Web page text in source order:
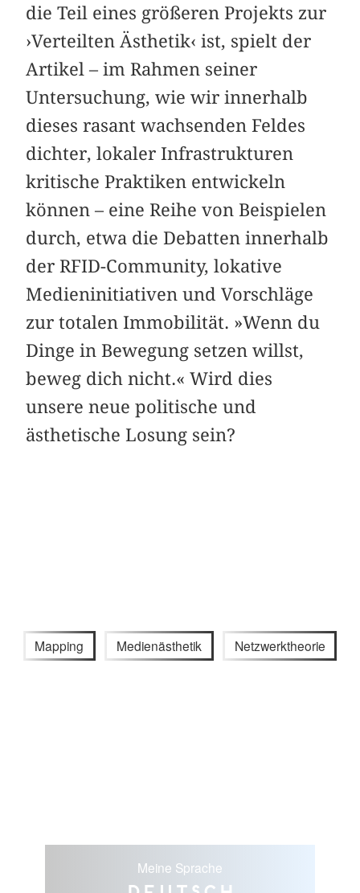
die Teil eines größeren Projekts zur
›Verteilten Ästhetik‹ ist, spielt der
Artikel – im Rahmen seiner
Untersuchung, wie wir innerhalb
dieses rasant wachsenden Feldes
dichter, lokaler Infrastrukturen
kritische Praktiken entwickeln
können – eine Reihe von Beispielen
durch, etwa die Debatten innerhalb
der RFID-Community, lokative
Medieninitiativen und Vorschläge
zur totalen Immobilität. »Wenn du
Dinge in Bewegung setzen willst,
beweg dich nicht.« Wird dies
unsere neue politische und
ästhetische Losung sein?
Mapping Medienästhetik Netzwerktheorie
Meine Sprache